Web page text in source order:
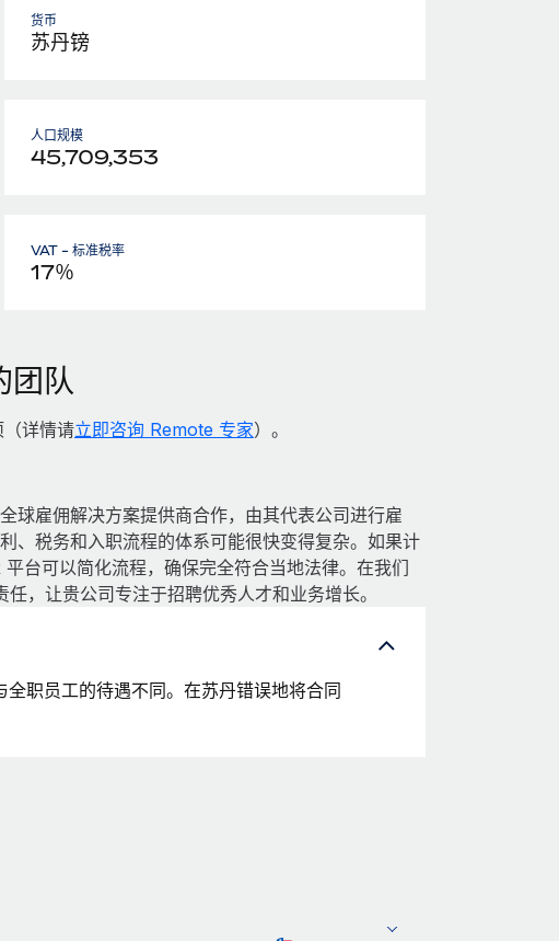
货币
苏丹镑
人口规模
45,709,353
VAT - 标准税率
17％
团队
详情请立即咨询 Remote 专家）。
球雇佣解决方案提供商合作，由其代表公司进行雇
、税务和入职流程的体系可能很快变得复杂。如果计
台可以简化流程，确保完全符合当地法律。在我们
，让贵公司专注于招聘优秀人才和业务增长。
职员工的待遇不同。在苏丹错误地将合同